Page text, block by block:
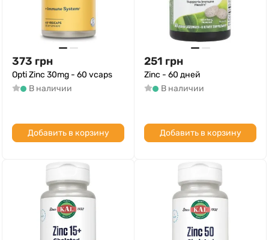
373 грн
Opti Zinc 30mg - 60 vcaps
В наличии
Добавить в корзину
251 грн
Zinc - 60 дней
В наличии
Добавить в корзину